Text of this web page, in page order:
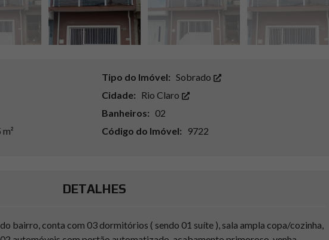
Tipo do Imóvel: Sobrado
Cidade: Rio Claro
Banheiros: 02
Código do Imóvel: 9722
DETALHES
bairro, conta com 03 dormitórios ( sendo 01 suíte ), sala ampla copa/cozinha,